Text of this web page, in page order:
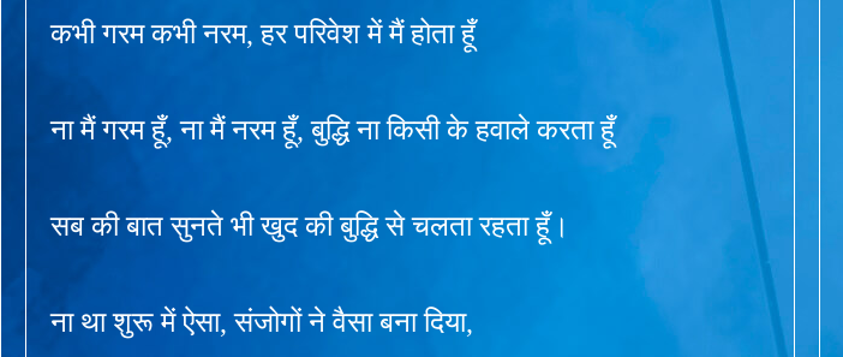
कभी गरम कभी नरम, हर परिवेश में मैं होता हूँ
ना मैं गरम हूँ, ना मैं नरम हूँ, बुद्धि ना किसी के हवाले करता हूँ
सब की बात सुनते भी खुद की बुद्धि से चलता रहता हूँ।
ना था शुरू में ऐसा, संजोगों ने वैसा बना दिया,